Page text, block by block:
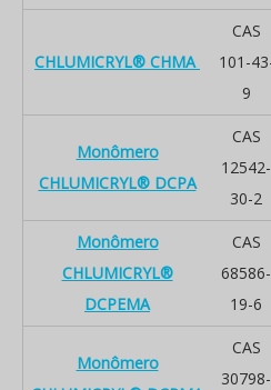
CHLUMICRYL® CHMA
CAS
101-
9
Monômero
CHLUMICRYL® DCPA
CAS
12542-
30-2
Monômero
CHLUMICRYL®
DCPEMA
CAS
68586-
19-6
Monômero
CAS
30798-